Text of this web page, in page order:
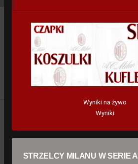
Wyniki na żywo
Wyniki
STRZELCY MILANU W SERIE A